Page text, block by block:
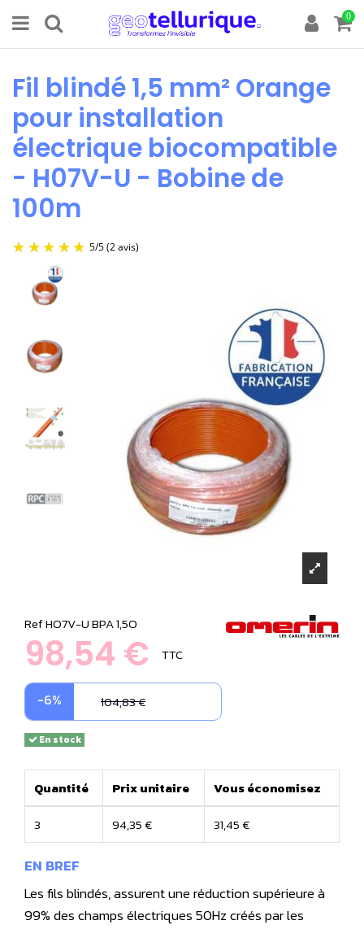
0
Fil blindé 1,5 mm² Orange
pour installation
électrique biocompatible
- H07V-U - Bobine de
100m
RefHO7V-U BPA 1,5O
98,54 € TTC
-6% 104,83 €
En stock
Quantité Prix unitaire
Vous économisez
3
94,35 € 31,45 €
EN BREF
Les fils blindés, assurent une réduction supérieure à
99% des champs électriques 50Hz créés par les